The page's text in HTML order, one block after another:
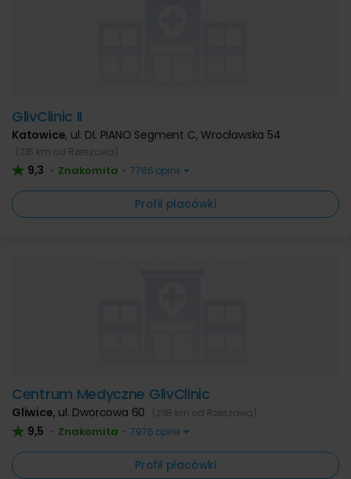
GlivClinic II
Katowice, ul. DL PIANO Segment C, Wrocławska 54
(215 km od Rzeszowa)
9,3 • Znakomita • 7766 opinii
Profil placówki
Centrum Medyczne GlivClinic
Gliwice, ul. Dworcowa 60 (238 km od Rzeszowa)
9,5 • Znakomita • 7976 opinii
Profil placówki